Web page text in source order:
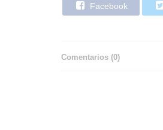
Facebook
Comentarios (0)